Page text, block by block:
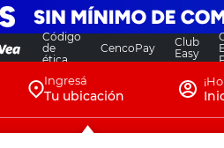
Código
de
ética
CencoPay
Club
Easy
Ingresá
Tu ubicación
Servicios